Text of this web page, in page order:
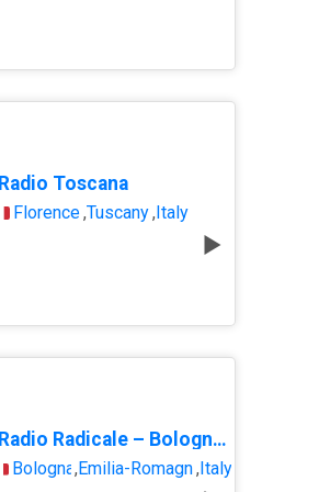
Radio Toscana
Florence,Tuscany, Italy
Radio Radicale – Bologna 100.0
Bologna,Emilia-Romagna, Italy